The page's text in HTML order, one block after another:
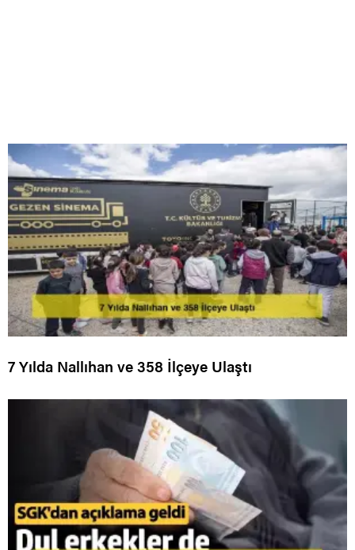
7 Yılda Nallıhan ve 358 İlçeye Ulaştı